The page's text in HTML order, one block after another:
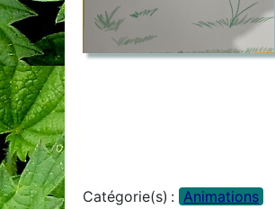
Catégorie(s) : Animations